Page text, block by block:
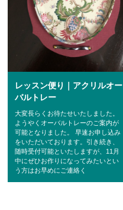
レッスン便り｜アクリルオー
バルトレー
大変長らくお待たせいたしました。
ようやくオーバルトレーのご案内が
可能となりました。 早速お申し込み
をいただいております。引き続き、
随時受付可能といたしますが、11月
中にぜひお作りになってみたいとい
う方はお早めにご連絡く